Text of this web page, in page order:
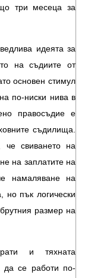
три месеца за
идеята за
на съдиите от
основен стимул
по-ниски нива в
правосъдие е
съдилища.
свиването на
на заплатите на
намаляване на
но пък логически
размер на
и тяхната
да се работи по-